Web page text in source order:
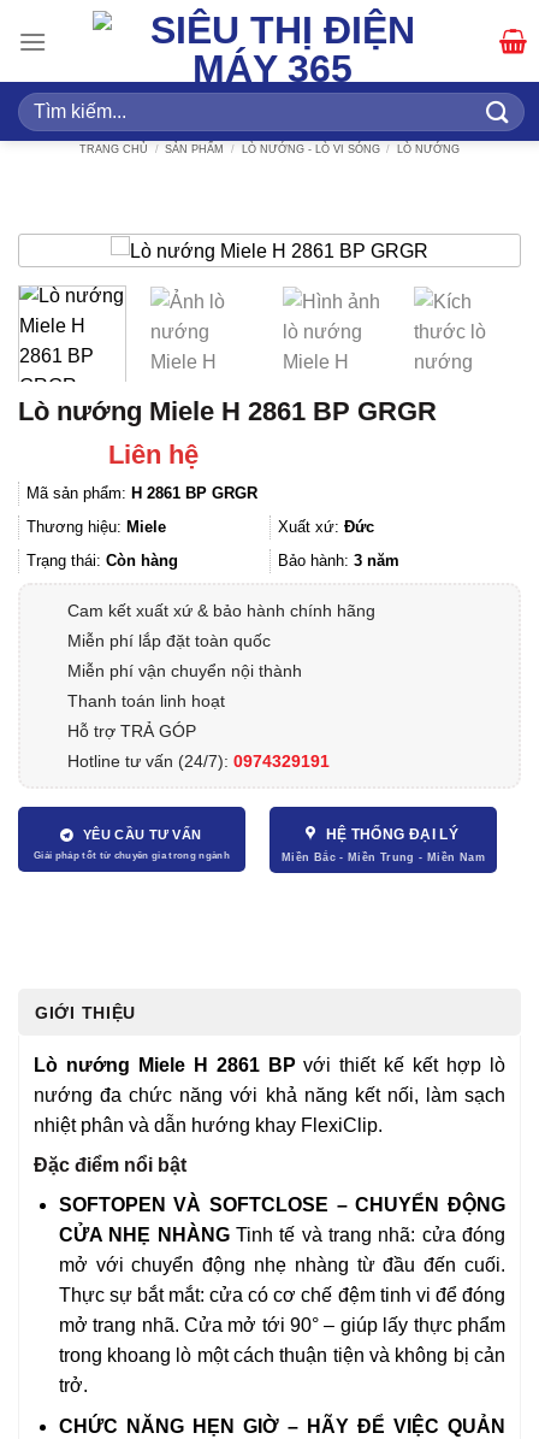
qua
dung
Tìm
kiếm:
TRANG CHỦ / SẢN PHẨM / LÒ NƯỚNG - LÒ VI SÓNG / LÒ NƯỚNG
Lò nướng Miele H 2861 BP GRGR
Liên hệ
Mã sản phẩm: H 2861 BP GRGR
Thương hiệu: Miele Xuất xứ: Đức
Trạng thái: Còn hàng Bảo hành: 3 năm
Cam kết xuất xứ & bảo hành chính hãng
Miễn phí lắp đặt toàn quốc
Miễn phí vận chuyển nội thành
Thanh toán linh hoạt
Hỗ trợ TRẢ GÓP
Hotline tư vấn (24/7): 0974329191
YÊU CẦU TƯ VẤN HỆ THỐNG ĐẠI LÝ
GIỚI THIỆU
Lò nướng Miele H 2861 BPvới thiết kế kết hợp lò
nướng đa chức năng với khả năng kết nối, làm sạch
nhiệt phân và dẫn hướng khay FlexiClip.
Đặc điểm nổi bật
SOFTOPEN VÀ SOFTCLOSE – CHUYỂN ĐỘNG
CỬA NHẸ NHÀNG Tinh tế và trang nhã: cửa đóng
mở với chuyển động nhẹ nhàng từ đầu đến cuối.
Thực sự bắt mắt: cửa có cơ chế đệm tinh vi để đóng
mở trang nhã. Cửa mở tới 90° – giúp lấy thực phẩm
trong khoang lò một cách thuận tiện và không bị cản
trở.
CHỨC NĂNG HẸN GIỜ – HÃY ĐỂ VIỆC QUẢN